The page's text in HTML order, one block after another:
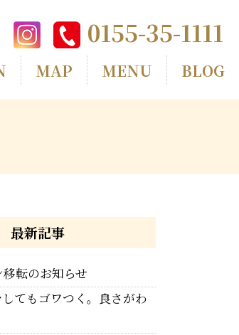
0155-35-1111
MAP MENU BLOG
最新記事
転のお知らせ
てもゴワつく。良さがわ